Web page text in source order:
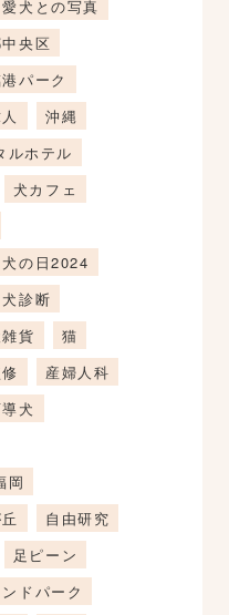
愛犬との写真
央区
パーク
沖縄
ルホテル
犬カフェ
犬の日2024
犬診断
貨
猫
産婦人科
犬
岡
自由研究
足ピーン
ドパーク